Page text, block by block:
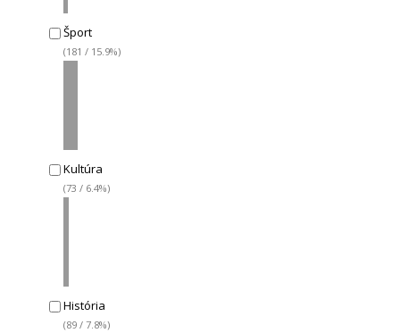
Šport
(181 / 15.9%)
Kultúra
(73 / 6.4%)
História
(89 / 7.8%)